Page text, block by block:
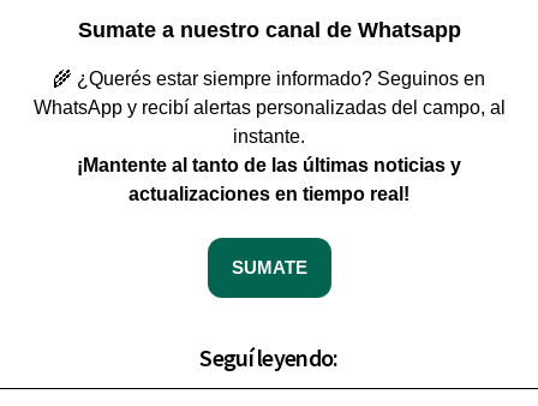
Sumate a nuestro canal de Whatsapp
🌾 ¿Querés estar siempre informado? Seguinos en
WhatsApp y recibí alertas personalizadas del campo, al
instante.
¡Mantente al tanto de las últimas noticias y
actualizaciones en tiempo real!
SUMATE
Seguí leyendo: